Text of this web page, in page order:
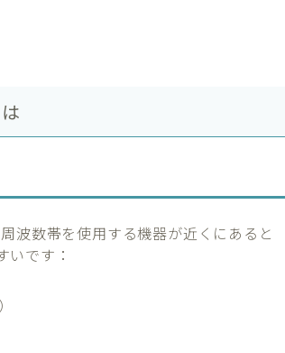
波数帯を使用する機器が近くにあると
です：